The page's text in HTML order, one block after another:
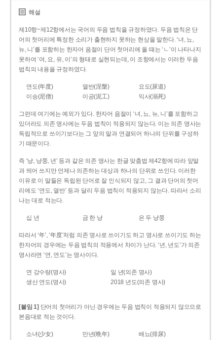
해설
제10항~제12항에서는 국어의 두음 법칙을 규정하였다. 두음 법칙은 단
어의 첫머리에 특정한 소리가 출현하지 못하는 현상을 말한다. ‘녀, 뇨,
뉴, 니’를 포함하는 한자어 음절이 단어 첫머리에 올 때는 ‘ㄴ’이 나타나지
못하여 ‘여, 요, 유, 이’의 형태로 실현되는데, 이 조항에서는 이러한 두음
법칙의 내용을 규정하였다.
연도(年度) 열반(涅槃)
요도(尿道)
이승(尼僧)
이공(泥工) 익사(溺死)
그런데 여기에는 예외가 있다. 한자어 음절이 ‘녀, 뇨, 뉴, 니’를 포함하고
있더라도 의존 명사에는 두음 법칙이 적용되지 않는다. 이는 의존 명사는
독립적으로 쓰이기보다는 그 앞의 말과 연결되어 하나의 단위를 구성하
기 때문이다.
즉 ‘냥, 냥쭝, 년’ 등과 같은 의존 명사는 한글 맞춤법 제42항에 따라 앞말
과 띄어 쓰지만 언제나 의존하는 대상과 하나의 단위로 쓰인다. 이러한
이유로 이 말들은 독립된 단어로 잘 인식되지 않고, 그 결과 단어의 첫머
리에도 ‘연도, 열반’ 등과 달리 두음 법칙이 적용되지 않는다. 따라서 소리
나는 대로 적는다.
십 년 금 한 냥 은 두 냥쭝
따라서 ‘年’, ‘年度’처럼 의존 명사로 쓰이기도 하고 명사로 쓰이기도 하는
한자어의 경우에는 두음 법칙의 적용에서 차이가 난다. ‘년, 년도’가 의존
명사라면 ‘연, 연도’는 명사이다.
연 강수량(명사)
일 년(의존 명사)
생산 연도(명사)
2018 년도(의존 명사)
[붙임 1] 단어의 첫머리가 아닌 경우에는 두음 법칙이 적용되지 않으므로
본음대로 적는 것이다.
소녀(少女) 만년(晩年)
배뇨(排尿)